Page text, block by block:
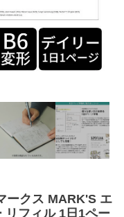
ークス MARK'S エ
リフィル 1日1ペー